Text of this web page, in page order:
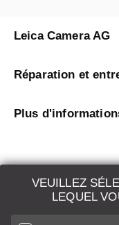
VEUILLEZ
LEQUEL
Leica Camera AG
Réparation et
Plus
LEICA SYSTEMS